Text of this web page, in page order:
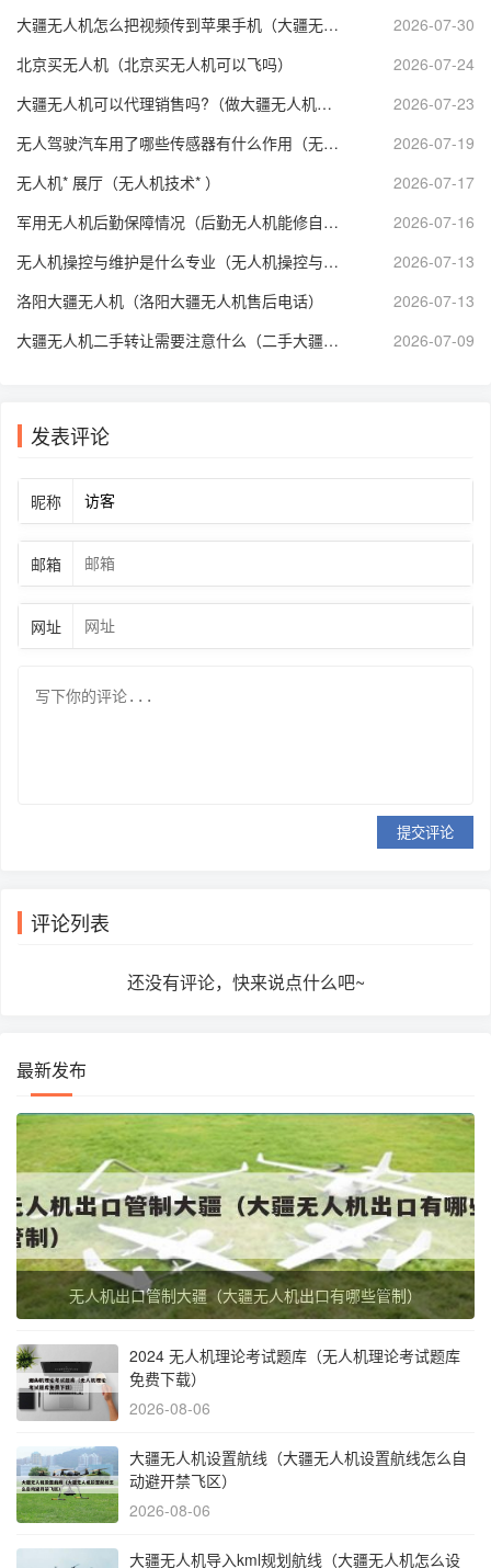
大疆无人机怎么把视频传到苹果手机（大疆无人机视频传输到手机）
2026-07-30
北京买无人机（北京买无人机可以飞吗）
2026-07-24
大疆无人机可以代理销售吗?（做大疆无人机代理赚钱么）
2026-07-23
无人驾驶汽车用了哪些传感器有什么作用（无人驾驶汽车用到了哪些传感器）
2026-07-19
无人机* 展厅（无人机技术* ）
2026-07-17
军用无人机后勤保障情况（后勤无人机能修自己吗）
2026-07-16
无人机操控与维护是什么专业（无人机操控与维护学什么）
2026-07-13
洛阳大疆无人机（洛阳大疆无人机售后电话）
2026-07-13
大疆无人机二手转让需要注意什么（二手大疆无人机航拍个人转让）
2026-07-09
发表评论
昵称
邮箱
网址
提交评论
评论列表
还没有评论，快来说点什么吧~
最新发布
无人机出口管制大疆（大疆无人机出口有哪些管制）
2024 无人机理论考试题库（无人机理论考试题库
免费下载）
2026-08-06
大疆无人机设置航线（大疆无人机设置航线怎么自
动避开禁飞区）
2026-08-06
大疆无人机导入kml规划航线（大疆无人机怎么设